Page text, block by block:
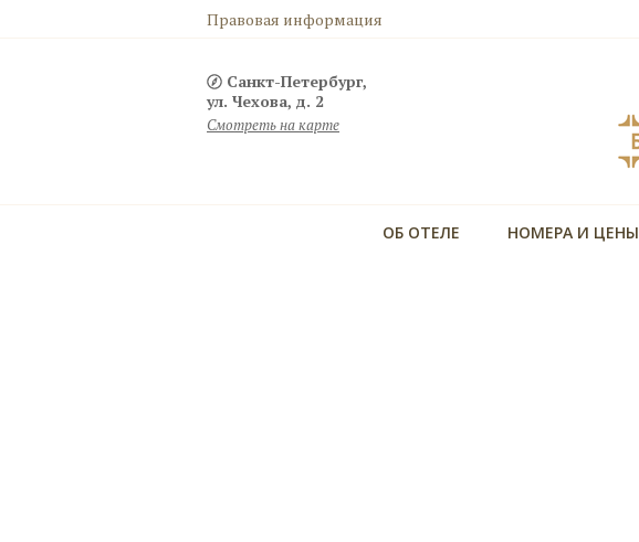
Правовая информация
Санкт-Петербург,
ул. Чехова, д. 2
Смотреть на карте
ОБ ОТЕЛЕ НОМЕРА И ЦЕНЫ